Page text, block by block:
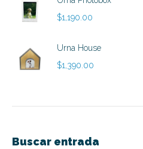
$1,190.00
Urna House
$1,390.00
Buscar entrada